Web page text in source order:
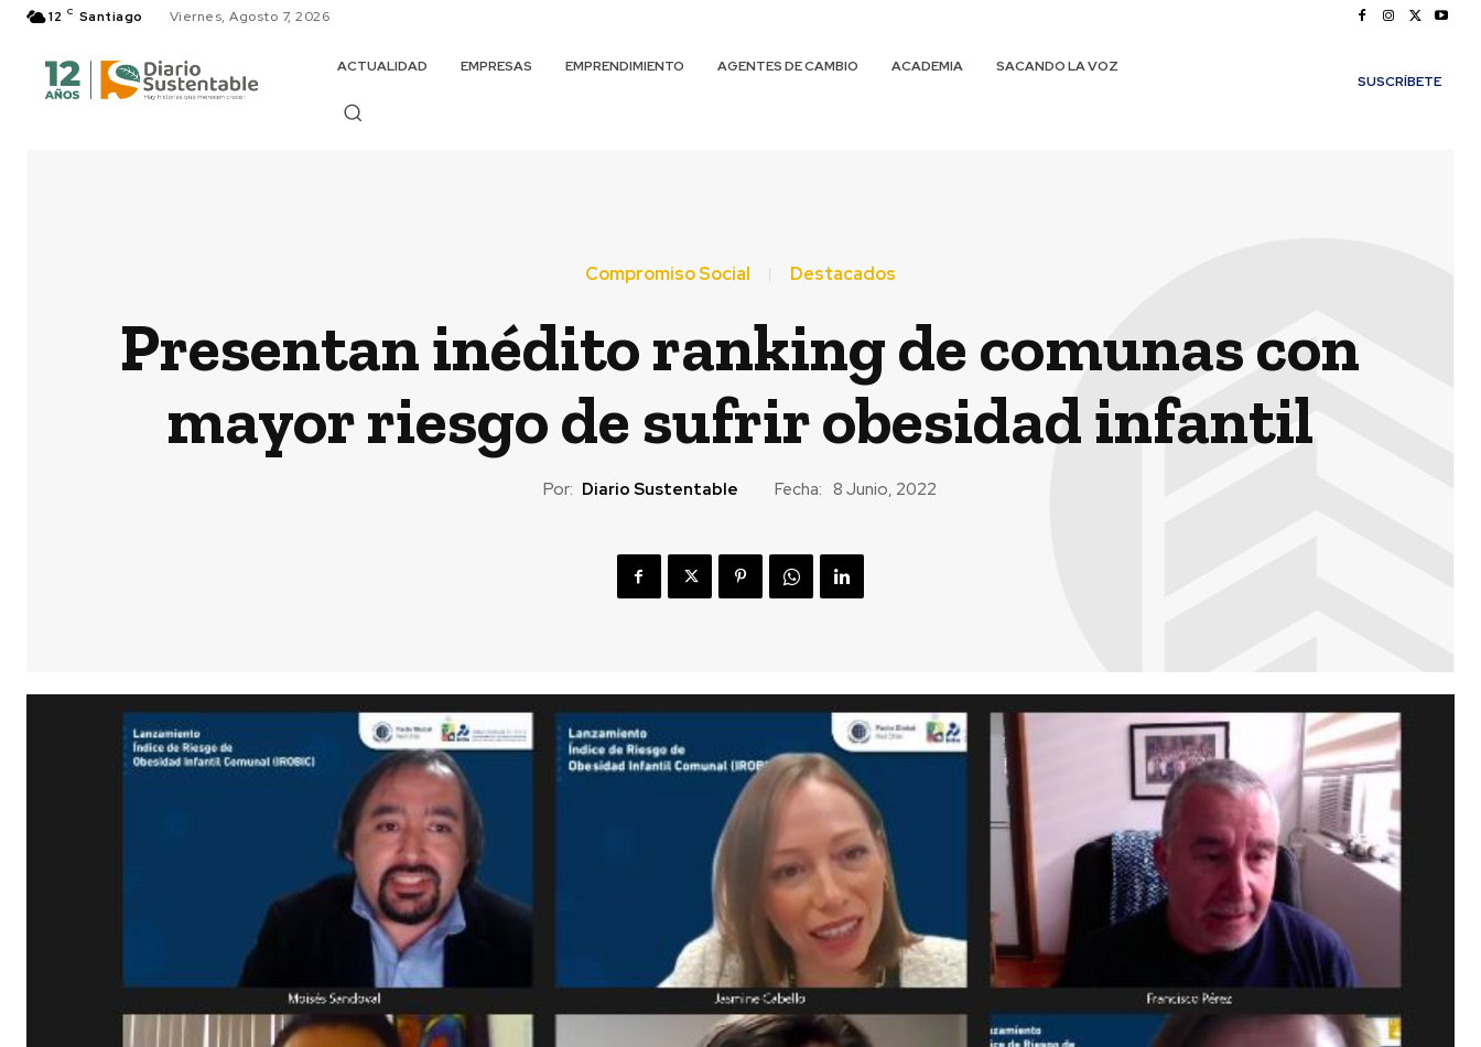
12 C Santiago Viernes, Agosto 7, 2026
ACTUALIDAD EMPRESAS EMPRENDIMIENTO AGENTES DE CAMBIO ACADEMIA
SACANDO LA VOZ
SUSCRÍBETE
Compromiso Social Destacados
Presentan inédito ranking de comunas con
mayor riesgo de sufrir obesidad infantil
Por: Diario Sustentable Fecha: 8 Junio, 2022